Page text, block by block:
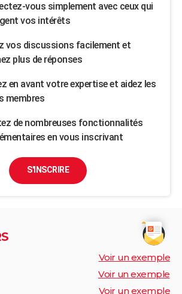
vous simplement avec ceux qui
vos intérêts
vos discussions facilement et
plus de réponses
en avant votre expertise et aidez les
membres
de nombreuses fonctionnalités
en vous inscrivant
S'INSCRIRE
Voir un exemple
Voir un exemple
Voir un exemple